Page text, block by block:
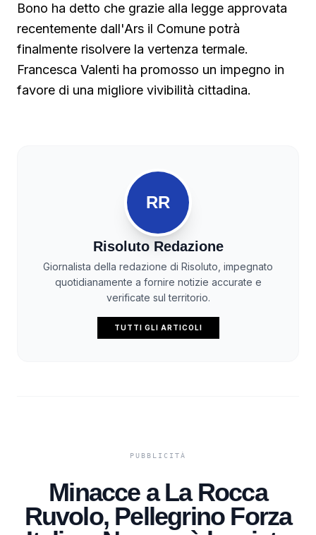
Bono ha detto che grazie alla legge approvata
recentemente dall'Ars il Comune potrà
finalmente risolvere la vertenza termale.
Francesca Valenti ha promosso un impegno in
favore di una migliore vivibilità cittadina.
RR
Risoluto Redazione
Giornalista della redazione di Risoluto, impegnato
quotidianamente a fornire notizie accurate e
verificate sul territorio.
TUTTI GLI ARTICOLI
Minacce a La Rocca
Ruvolo, Pellegrino Forza